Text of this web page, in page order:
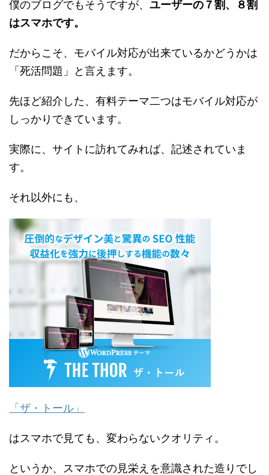
僕のブログでもそうですが、 ユーザーの７割、８割
はスマホです。
だからこそ、モバイル対応が出来ているかどうかは
「死活問題」と言えます。
先ほど紹介した、有料テーマ二つはモバイル対応が
しっかりできています。
実際に、サイトに訪れてみれば、記述されていま
す。
それ以外にも、
「ザ・トール」
はスマホで見ても、変わらないクオリティ。
というか、スマホでの見栄えを意識された造りでし